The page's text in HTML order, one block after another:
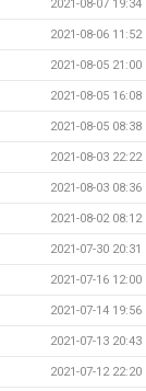
2021-08-07 19:34
2021-08-06 11:52
2021-08-05 21:00
2021-08-05 16:08
2021-08-05 08:38
2021-08-03 22:22
2021-08-03 08:36
2021-08-02 08:12
2021-07-30 20:31
2021-07-16 12:00
2021-07-14 19:56
2021-07-13 20:43
2021-07-12 22:20